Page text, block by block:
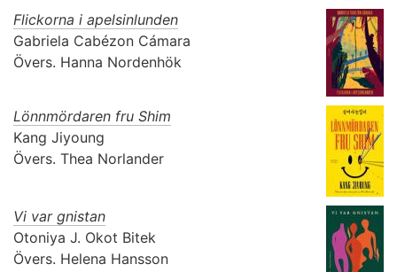
Flickorna i apelsinlunden
Gabriela Cabézon Cámara
Övers. Hanna Nordenhök
Lönnmördaren fru Shim
Kang Jiyoung
Övers. Thea Norlander
Vi var gnistan
Otoniya J. Okot Bitek
Övers. Helena Hansson